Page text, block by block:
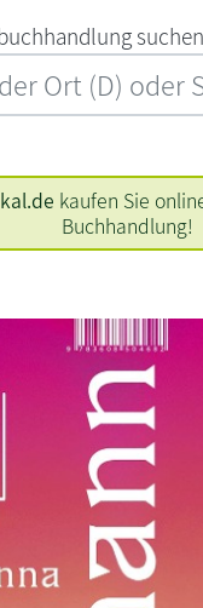
kaufen Sie
Buchhandlung!